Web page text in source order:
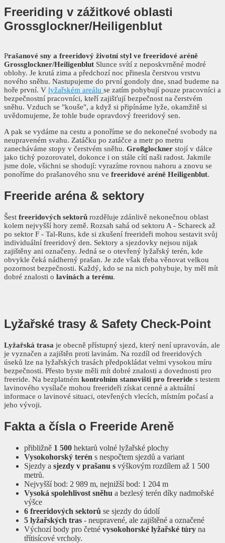
Freeriding v zážitkové oblasti
Grossglockner/Heiligenblut
Prašanové sny a freeridový životní styl ve freeridové aréně
Grossglockner/Heiligenblut Slunce svítí z neposkvrněné modré
oblohy. Je krutá zima a předchozí noc přinesla čerstvou vrstvu
nového sněhu. Nastupujeme do první gondoly dne, snad budeme na
hoře první. V lyžařském areálu se zatím pohybují pouze pracovníci a
bezpečnostní pracovníci, kteří zajišťují bezpečnost na čerstvém
sněhu. Vzduch se "kouše", a když si připínáme lyže, okamžitě si
uvědomujeme, že tohle bude opravdový freeridový sen.
A pak se vydáme na cestu a ponoříme se do nekonečné svobody na
neupraveném svahu. Zatáčku po zatáčce a metr po metru
zanecháváme stopy v čerstvém sněhu. Großglockner stojí v dálce
jako tichý pozorovatel, dokonce i on stále cítí naši radost. Jakmile
jsme dole, všichni se shodují: vyrazíme rovnou nahoru a znovu se
ponoříme do prašanového snu ve freeridové aréně Heiligenblut.
Freeride aréna & sektory
Šest freeridových sektorů rozděluje zdánlivě nekonečnou oblast
kolem nejvyšší hory země. Rozsah sahá od sektoru A - Schareck až
po sektor F - Tal-Runs, kde si zkušení freerideři mohou sestavit svůj
individuální freeridový den. Sektory a sjezdovky nejsou nijak
zajištěny ani označeny. Jedná se o otevřený lyžařský terén, kde
obvykle čeká nádherný prašan. Je zde však třeba věnovat velkou
pozornost bezpečnosti. Každý, kdo se na nich pohybuje, by měl mít
dobré znalosti o lavinách a terénu.
Lyžařské trasy & Safety Check-Point
Lyžařská trasa je obecně přístupný sjezd, který není upravován, ale
je vyznačen a zajištěn proti lavinám. Na rozdíl od freeridových
úseků lze na lyžařských trasách předpokládat velmi vysokou míru
bezpečnosti. Přesto byste měli mít dobré znalosti a dovednosti pro
freeride. Na bezplatném kontrolním stanovišti pro freeride s testem
lavinového vysílače mohou freerideři získat cenné a aktuální
informace o lavinové situaci, otevřených vlecích, místním počasí a
jeho vývoji.
Fakta a čísla o Freeride Areně
přibližně 1 500 hektarů volné lyžařské plochy
Vysokohorský terén s nespočtem sjezdů a variant
Sjezdy a sjezdy v prašanu s výškovým rozdílem až 1 500
metrů.
Nejvyšší bod: 2 989 m, nejnižší bod: 1 204 m
Vysoká spolehlivost sněhu a bezlesý terén díky nadmořské
výšce
6 freeridových sektorů se sjezdy do údolí
5 lyžařských tras - neupravené, ale zajištěné a označené
Výchozí body pro četné vysokohorské lyžařské túry na
třítisícové vrcholy.